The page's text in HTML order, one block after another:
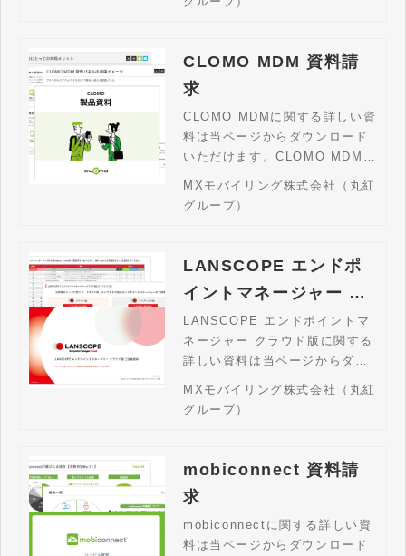
CLOMO MDM 資料請
求
CLOMO MDMに関する詳しい資
料は当ページからダウンロード
いただけます。CLOMO MDM
ど、様々な指示を強制的に実行
可能なモバイルデバイス管理ツ
ールです。
MXモバイリング株式会社（丸紅
グループ）
LANSCOPE エンドポ
イントマネージャー ク
ラウド版 資料請求
LANSCOPE エンドポイントマ
ネージャー クラウド版に関する
詳しい資料は当ページからダウ
PCをクラウドで一元管理できる
スマートデバイス管理ツールで
す。
MXモバイリング株式会社（丸紅
グループ）
mobiconnect 資料請
求
mobiconnectに関する詳しい資
料は当ページからダウンロード